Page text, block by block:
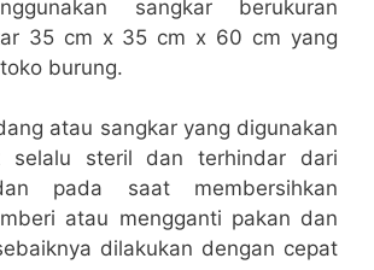
sangkar berukuran
35 cm x 35 cm x 60 cm yang
burung.
atau sangkar yang digunakan
selalu steril dan terhindar dari
pada saat membersihkan
atau mengganti pakan dan
dilakukan dengan cepat